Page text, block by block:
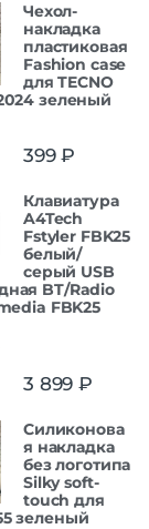
Чехол-
накладка
пластиковая
Fashion case
для TECNO
зеленый
399₽
Клавиатура
A4Tech
Fstyler FBK25
белый/
серый USB
BT/Radio
FBK25
3 899 ₽
Силиконова
я накладка
без логотипа
Silky soft-
touch для
зеленый